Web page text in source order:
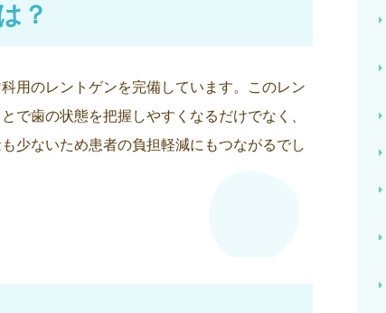
？
用のレントゲンを完備しています。このレン
で歯の状態を把握しやすくなるだけでなく、
少ないため患者の負担軽減にもつながるでし